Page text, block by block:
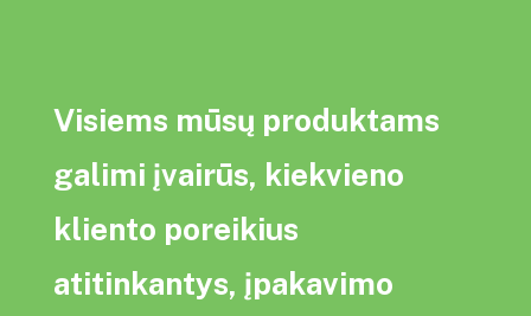
Visiems mūsų produktams
galimi įvairūs, kiekvieno
kliento poreikius
atitinkantys, įpakavimo